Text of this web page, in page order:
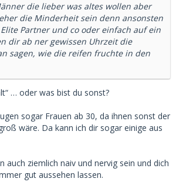
die lieber was altes wollen aber
die Minderheit sein denn ansonsten
Partner und co oder einfach auf ein
dir ab ner gewissen Uhrzeit die
sagen, wie die reifen fruchte in den
… oder was bist du sonst?
sogar Frauen ab 30, da ihnen sonst der
wäre. Da kann ich dir sogar einige aus
auch ziemlich naiv und nervig sein und dich
gut aussehen lassen.